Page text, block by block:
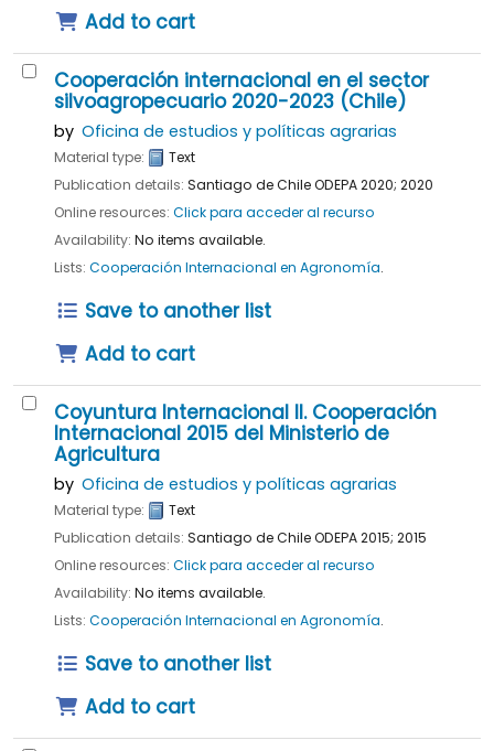
Add to cart
Cooperación internacional en el sector
silvoagropecuario 2020-2023 (Chile)
by Oficina de estudios y políticas agrarias
Material type:
Text
Publication details: Santiago de ChileODEPA2020; 2020
Online resources: Click para acceder al recurso
Availability: No items available.
Lists: Cooperación Internacional en Agronomía.
Save to another list
Add to cart
Coyuntura Internacional II. Cooperación
Internacional 2015 del Ministerio de
Agricultura
by Oficina de estudios y políticas agrarias
Material type:
Text
Publication details: Santiago de ChileODEPA2015; 2015
Online resources: Click para acceder al recurso
Availability: No items available.
Lists: Cooperación Internacional en Agronomía.
Save to another list
Add to cart